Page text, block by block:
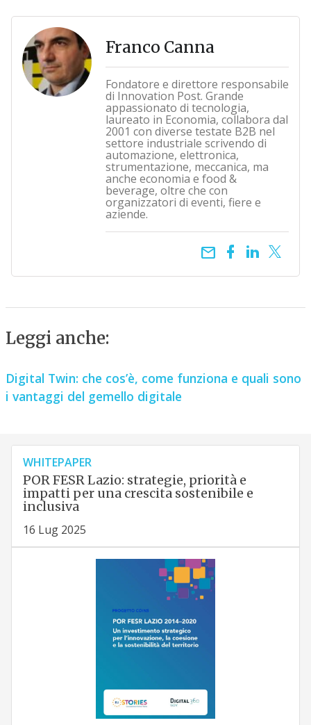
Franco Canna
Fondatore e direttore responsabile
di Innovation Post. Grande
appassionato di tecnologia,
laureato in Economia, collabora dal
2001 con diverse testate B2B nel
settore industriale scrivendo di
automazione, elettronica,
strumentazione, meccanica, ma
anche economia e food &
beverage, oltre che con
organizzatori di eventi, fiere e
aziende.
email
Leggi anche:
Digital Twin: che cos’è, come funziona e quali sono
i vantaggi del gemello digitale
WHITEPAPER
POR FESR Lazio: strategie, priorità e
impatti per una crescita sostenibile e
inclusiva
16 Lug 2025